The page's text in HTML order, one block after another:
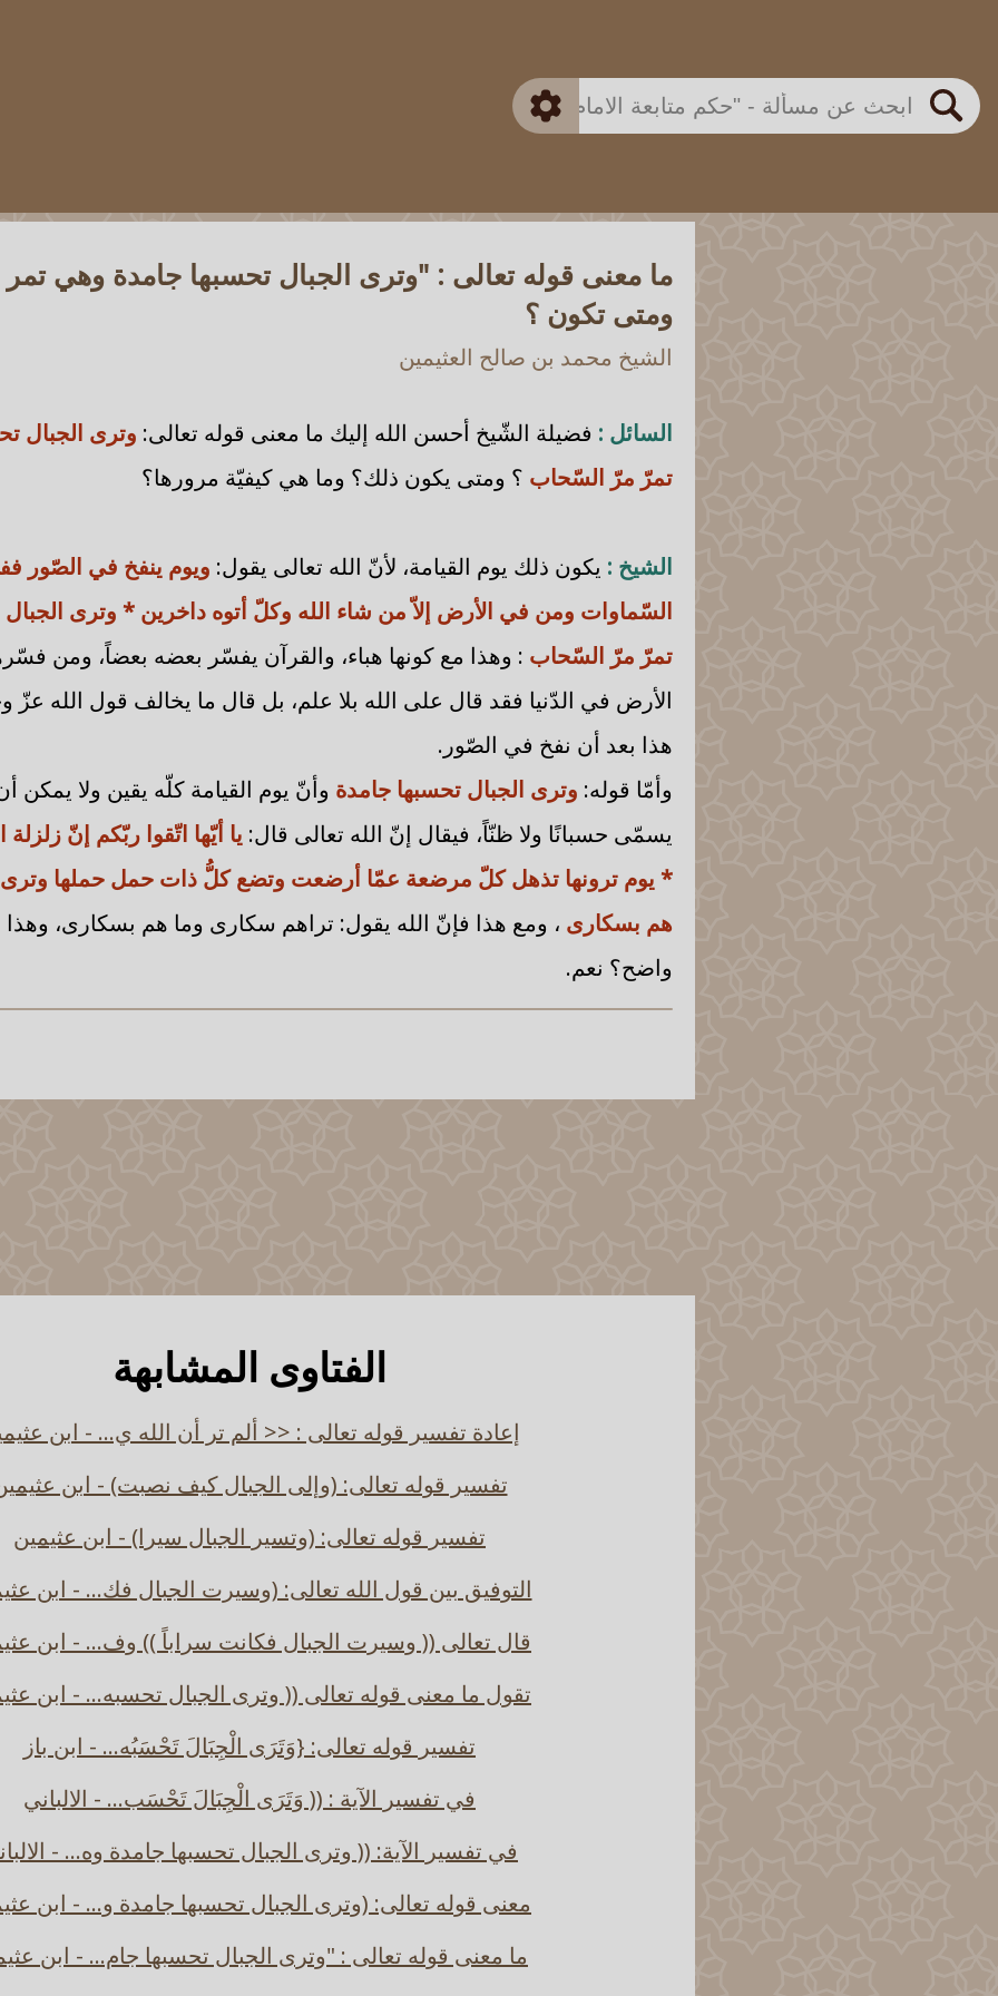
بحث
اللجنة الدائمة
متقدم
ما معنى قوله تعالى : "وترى الجبال تحسبها جامدة وهي
ومتى تكون ؟
الشيخ محمد بن صالح العثيمين
السائل : فضيلة الشّيخ أحسن الله إليك ما معنى قوله تعالى: وترى الجبال
تمرّ مرّ السّحاب ؟ ومتى يكون ذلك؟ وما هي كيفيّة مرورها؟
الشيخ : يكون ذلك يوم القيامة، لأنّ الله تعالى يقول: ويوم ينفخ في الصّور
السّماوات ومن في الأرض إلاّ من شاء الله وكلّ أتوه داخرين * وترى
تمرّ مرّ السّحاب : وهذا مع كونها هباء، والقرآن يفسّر بعضه بعضاً، ومن
الأرض في الدّنيا فقد قال على الله بلا علم، بل قال ما يخالف قول الله عزّ
هذا بعد أن نفخ في الصّور.
وأمّا قوله: وترى الجبال تحسبها جامدة وأنّ يوم القيامة كلّه يقين ولا
يسمّى حسبانًا ولا ظنّاً، فيقال إنّ الله تعالى قال: يا أيّها اتّقوا ربّكم إنّ
* يوم ترونها تذهل كلّ مرضعة عمّا أرضعت وتضع كلُّ ذات حمل حملها
هم بسكارى ، ومع هذا فإنّ الله يقول: تراهم سكارى وما هم بسكارى، وهذا
واضح؟ نعم.
الفتاوى المشابهة
إعادة تفسير قوله تعالى : << ألم تر أن الله ي... - ابن
تفسير قوله تعالى: (وإلى الجبال كيف نصبت) - ابن
تفسير قوله تعالى: (وتسير الجبال سيرا) - ابن عثيمين
التوفيق بين قول الله تعالى: (وسيرت الجبال فك... - ابن
قال تعالى (( وسيرت الجبال فكانت سراباً )) وف... - ابن
تقول ما معنى قوله تعالى (( وترى الجبال تحسبه... - ابن
تفسير قوله تعالى: {وَتَرَى الْجِبَالَ تَحْسَبُه... - ابن باز
في تفسير الآية : (( وَتَرَى الْجِبَالَ تَحْسَب... - الالباني
في تفسير الآية: (( وترى الجبال تحسبها جامدة وه... -
معنى قوله تعالى: (وترى الجبال تحسبها جامدة و... - ابن
ما معنى قوله تعالى : "وترى الجبال تحسبها جام... - ابن